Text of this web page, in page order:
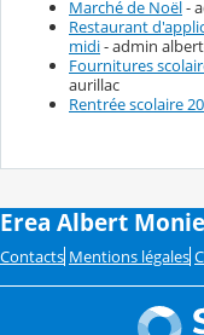
Marché de Noël-
Restaurant
midi- admin
Fournitures
aurillac
Rentrée scolaire
Erea Albert
Contacts Mentions légales